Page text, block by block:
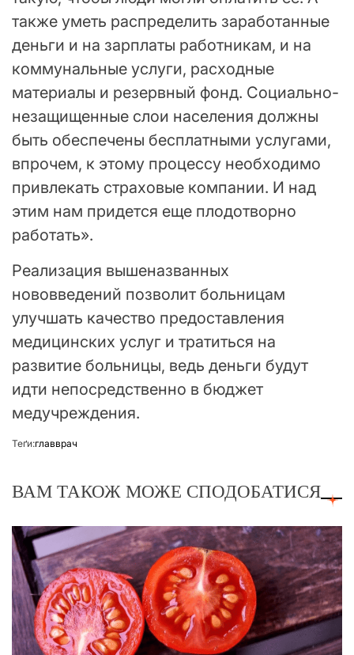
также уметь распределить заработанные
деньги и на зарплаты работникам, и на
коммунальные услуги, расходные
материалы и резервный фонд. Социально-
незащищенные слои населения должны
быть обеспечены бесплатными услугами,
впрочем, к этому процессу необходимо
привлекать страховые компании. И над
этим нам придется еще плодотворно
работать».
Реализация вышеназванных
нововведений позволит больницам
улучшать качество предоставления
медицинских услуг и тратиться на
развитие больницы, ведь деньги будут
идти непосредственно в бюджет
медучреждения.
Теґи:главврач
ВАМ ТАКОЖ МОЖЕ СПОДОБАТИСЯ